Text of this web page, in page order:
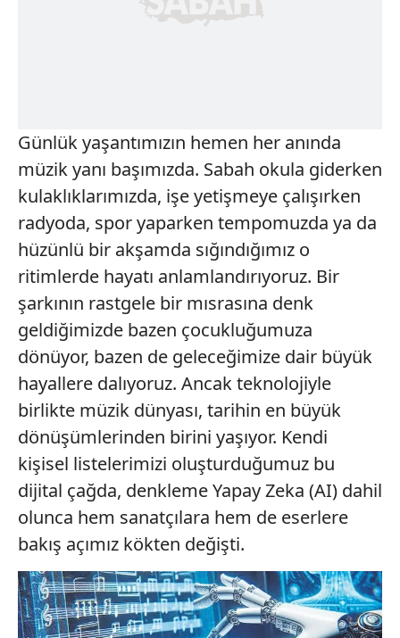
Günlük yaşantımızın hemen her anında
müzik yanı başımızda. Sabah okula giderken
kulaklıklarımızda, işe yetişmeye çalışırken
radyoda, spor yaparken tempomuzda ya da
hüzünlü bir akşamda sığındığımız o
ritimlerde hayatı anlamlandırıyoruz. Bir
şarkının rastgele bir mısrasına denk
geldiğimizde bazen çocukluğumuza
dönüyor, bazen de geleceğimize dair büyük
hayallere dalıyoruz. Ancak teknolojiyle
birlikte müzik dünyası, tarihin en büyük
dönüşümlerinden birini yaşıyor. Kendi
kişisel listelerimizi oluşturduğumuz bu
dijital çağda, denkleme Yapay Zeka (AI) dahil
olunca hem sanatçılara hem de eserlere
bakış açımız kökten değişti.